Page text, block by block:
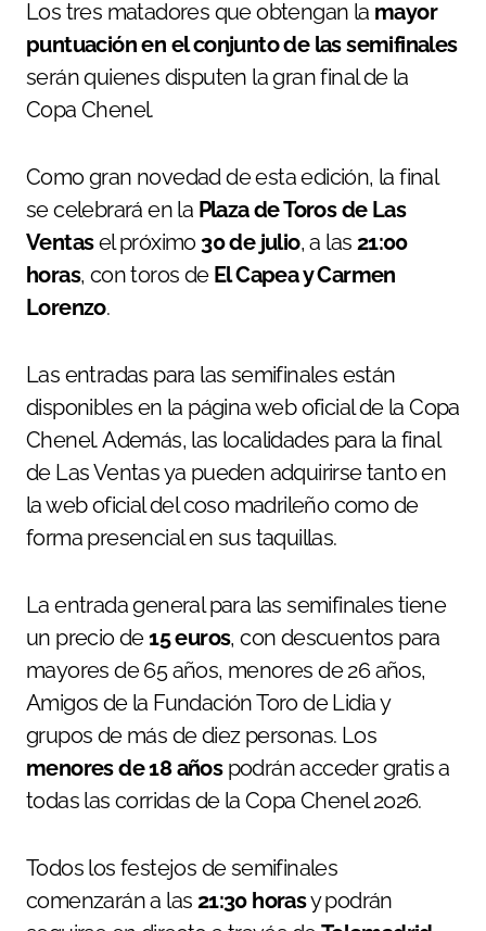
Los tres matadores que obtengan la mayor
puntuación en el conjunto de las semifinales
serán quienes disputen la gran final de la
Copa Chenel.
Como gran novedad de esta edición, la final
se celebrará en la Plaza de Toros de Las
Ventasel próximo 30 de julio, a las 21:00
horas, con toros de El Capea y Carmen
Lorenzo.
Las entradas para las semifinales están
disponibles en la página web oficial de la Copa
Chenel. Además, las localidades para la final
de Las Ventas ya pueden adquirirse tanto en
la web oficial del coso madrileño como de
forma presencial en sus taquillas.
La entrada general para las semifinales tiene
un precio de15 euros, con descuentos para
mayores de 65 años, menores de 26 años,
Amigos de la Fundación Toro de Lidia y
grupos de más de diez personas. Los
menores de 18 añospodrán acceder gratis a
todas las corridas de la Copa Chenel 2026.
Todos los festejos de semifinales
comenzarán a las 21:30 horasy podrán